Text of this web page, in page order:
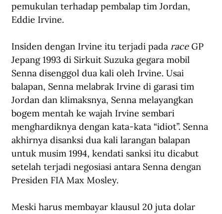
pemukulan terhadap pembalap tim Jordan,
Eddie Irvine.
Insiden dengan Irvine itu terjadi pada race GP
Jepang 1993 di Sirkuit Suzuka gegara mobil
Senna disenggol dua kali oleh Irvine. Usai
balapan, Senna melabrak Irvine di garasi tim
Jordan dan klimaksnya, Senna melayangkan
bogem mentah ke wajah Irvine sembari
menghardiknya dengan kata-kata “idiot”. Senna
akhirnya disanksi dua kali larangan balapan
untuk musim 1994, kendati sanksi itu dicabut
setelah terjadi negosiasi antara Senna dengan
Presiden FIA Max Mosley.
Meski harus membayar klausul 20 juta dolar